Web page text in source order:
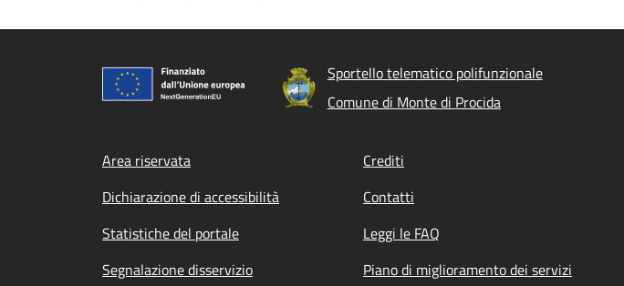
Sportello telematico polifunzionale
Comune di Monte di Procida
Footer menu
Area riservata Crediti
Dichiarazione di accessibilità
Contatti
Statistiche del portale
Leggi le FAQ
Segnalazione disservizio
Piano di miglioramento dei servizi